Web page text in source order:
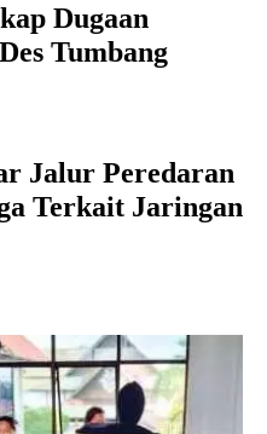
Dugaan
Tumbang
Jalur Peredaran
Terkait Jaringan